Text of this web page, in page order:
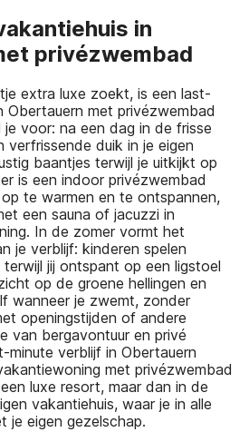
in
privézwembad
extra luxe zoekt, is een last-
Obertauern met privézwembad
voor: na een dag in de frisse
verfrissende duik in je eigen
baantjes terwijl je uitkijkt op
is een indoor privézwembad
te warmen en te ontspannen,
een sauna of jacuzzi in
In de zomer vormt het
je verblijf: kinderen spelen
jij ontspant op een ligstoel
op de groene hellingen en
wanneer je zwemt, zonder
openingstijden of andere
van bergavontuur en privé
minute verblijf in Obertauern
met privézwembad
luxe resort, maar dan in de
vakantiehuis, waar je in alle
je eigen gezelschap.